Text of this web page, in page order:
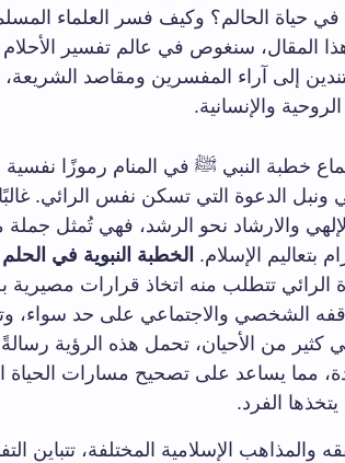
في حياة الحالم؟ وكيف فسر العلماء
هذا المقال، سنغوص في عالم تفسير
إلى آراء المفسرين ومقاصد الشريعة،
الروحية والإنسانية.
خطبة النبي ﷺ في المنام رموزًا
ونبل الدعوة التي تسكن نفس الرائي.
والارشاد نحو الرشد، فهي تُمثل جملة
بتعاليم الإسلام. الخطبة النبوية في الحلم
الرائي تتطلب منه اتخاذ قرارات مصيرية
الشخصي والاجتماعي على حد سواء،
في كثير من الأحيان، تحمل هذه الرؤية
مما يساعد على تصحيح مسارات الحياة
يتخذها الفرد.
والمذاهب الإسلامية المختلفة، تتباين